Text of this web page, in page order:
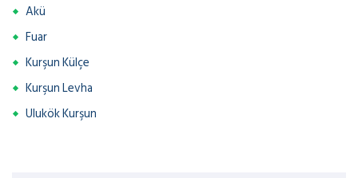
Akü
Fuar
Kurşun Külçe
Kurşun Levha
Ulukök Kurşun